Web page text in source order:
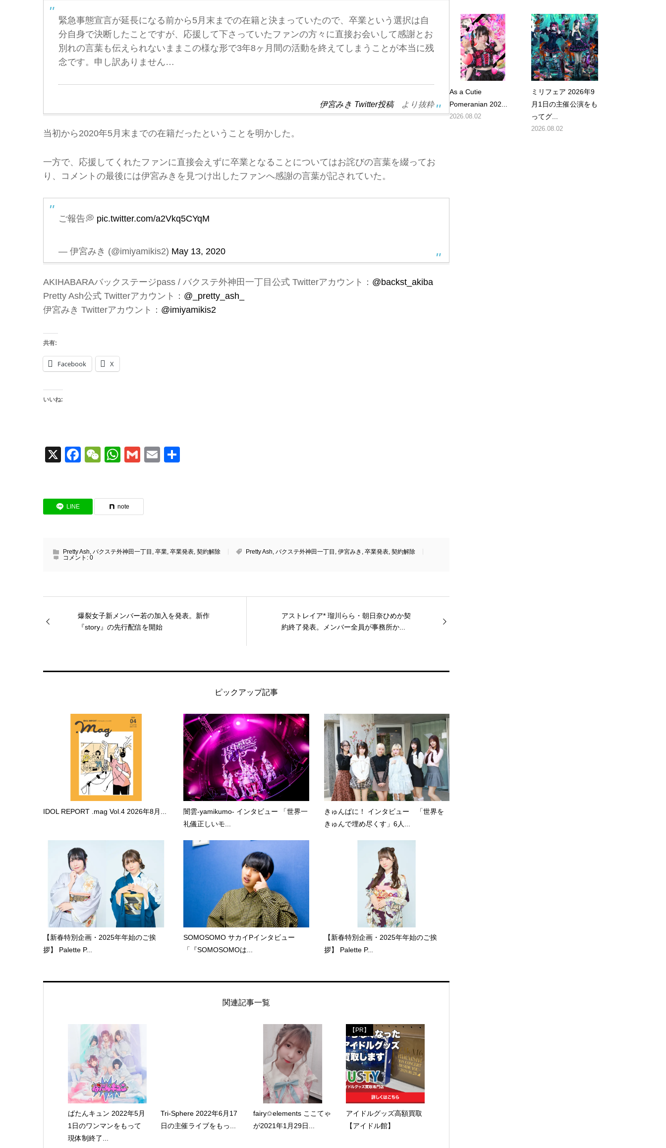
緊急事態宣言が延長になる前から5月末までの在籍と決まっていたので、卒業という選択は自
分自身で決断したことですが、応援して下さっていたファンの方々に直接お会いして感謝とお
別れの言葉も伝えられないままこの様な形で3年8ヶ月間の活動を終えてしまうことが本当に残
念です。申し訳ありません…
伊宮みき Twitter投稿より抜粋
当初から2020年5月末までの在籍だったということを明かした。
一方で、応援してくれたファンに直接会えずに卒業となることについてはお詫びの言葉を綴ってお
り、コメントの最後には伊宮みきを見つけ出したファンへ感謝の言葉が記されていた。
ご報告💭 pic.twitter.com/a2Vkq5CYqM
— 伊宮みき (@imiyamikis2) May 13, 2020
AKIHABARAバックステージpass / バクステ外神田一丁目公式 Twitterアカウント： @backst_akiba
Pretty Ash公式 Twitterアカウント： @_pretty_ash_
伊宮みき Twitterアカウント： @imiyamikis2
共有:
Facebook X
いいね:
X Facebook
WeChat
WhatsApp
GmailEmail
LINE note
Pretty Ash, バクステ外神田一丁目 , 卒業, 卒業発表, 契約解除 Pretty Ash, バクステ外神田一丁目 , 伊宮みき , 卒業発表, 契約解除
コメント: 0
爆裂女子新メンバー若の加入を発表。新作
『story』の先行配信を開始
アストレイア* 瑠川らら・朝日奈ひめか契
約終了発表。メンバー全員が事務所か...
ピックアップ記事
IDOL REPORT .mag Vol.4 2026年8月...
闇雲-yamikumo- インタビュー 「世界一
礼儀正しいモ...
きゅんぱに！ インタビュー 「世界を
きゅんで埋め尽くす」6人...
【新春特別企画・2025年年始のご挨
拶】 Palette P...
SOMOSOMO サカイPインタビュー
「『SOMOSOMOは...
【新春特別企画・2025年年始のご挨
拶】 Palette P...
関連記事一覧
ばたんキュン 2022年5月
1日のワンマンをもって
現体制終了...
Tri-Sphere 2022年6月17
日の主催ライブをもっ...
fairy✩elements ここてゃ
が2021年1月29日...
【PR】
アイドルグッズ高額買取
【アイドル館】
As a Cutie
Pomeranian 202...
2026.08.02
ミリフェア 2026年9
月1日の主催公演をも
ってグ...
2026.08.02